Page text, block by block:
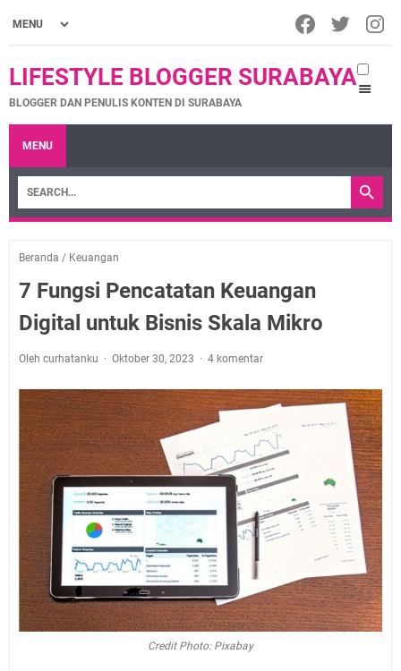
LIFESTYLE BLOGGER SURABAYA
BLOGGER DAN PENULIS KONTEN DI SURABAYA
MENU
Beranda / Keuangan
7 Fungsi Pencatatan Keuangan
Digital untuk Bisnis Skala Mikro
Oleh curhatanku Oktober 30, 2023 4 komentar
Credit Photo: Pixabay